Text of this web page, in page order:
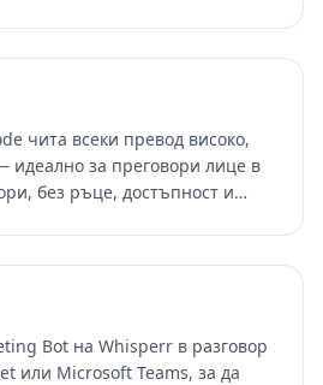
чита всеки превод високо,
идеално за преговори лице в
без ръце, достъпност и
Bot на Whisperr в разговор
или Microsoft Teams, за да